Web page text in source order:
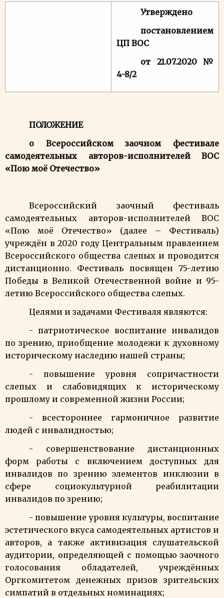
Утверждено
постановлением
ЦП ВОС
от 21.07.2020 №
4-8/2
ПОЛОЖЕНИЕ
о Всероссийском заочном фестивале
самодеятельных авторов-исполнителей ВОС
«Пою моё Отечество»
Всероссийский заочный фестиваль
самодеятельных авторов-исполнителей ВОС
«Пою моё Отечество» (далее – Фестиваль)
учреждён в 2020 году Центральным правлением
Всероссийского общества слепых и проводится
дистанционно. Фестиваль посвящен 75-летию
Победы в Великой Отечественной войне и 95-
летию Всероссийского общества слепых.
Целями и задачами Фестиваля являются:
- патриотическое воспитание инвалидов
по зрению, приобщение молодежи к духовному
историческому наследию нашей страны;
- повышение уровня сопричастности
слепых и слабовидящих к историческому
прошлому и современной жизни России;
- всестороннее гармоничное развитие
людей с инвалидностью;
- совершенствование дистанционных
форм работы с включением доступных для
инвалидов по зрению элементов инклюзии в
сфере социокультурной реабилитации
инвалидов по зрению;
- повышение уровня культуры, воспитание
эстетического вкуса самодеятельных артистов и
авторов, а также активизация слушательской
аудитории, определяющей с помощью заочного
голосования обладателей, учреждённых
Оргкомитетом денежных призов зрительских
симпатий в отдельных номинациях;